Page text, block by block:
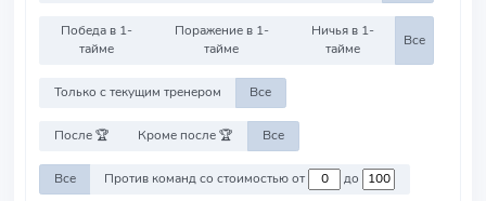
Победа в 1-
тайме
Поражение в 1-
тайме
Ничья в 1-
тайме
Все
Только с текущим тренером Все
После 🏆 Кроме после 🏆 Все
Все Против команд со стоимостью от до